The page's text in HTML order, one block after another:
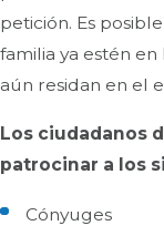
petición. Es
familia ya estén en
aún residan en el
Los ciudadanos
patrocinar a los
Cónyuges